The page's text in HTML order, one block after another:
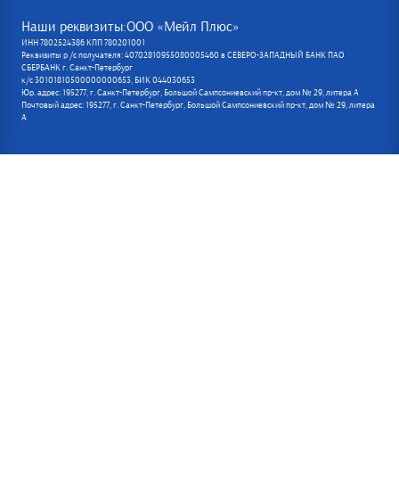
Наши реквизиты:ООО «Мейл Плюс»
ИНН 7802524386 КПП 780201001
Реквизиты р /с получателя: 40702810955080005460 в СЕВЕРО-ЗАПАДНЫЙ БАНК ПАО
СБЕРБАНК г. Санкт-Петербург
к/с 30101810500000000653, БИК 044030653
Юр. адрес: 195277, г. Санкт-Петербург, Большой Сампсониевский пр-кт, дом № 29, литера А
Почтовый адрес: 195277, г. Санкт-Петербург, Большой Сампсониевский пр-кт, дом № 29, литера
А